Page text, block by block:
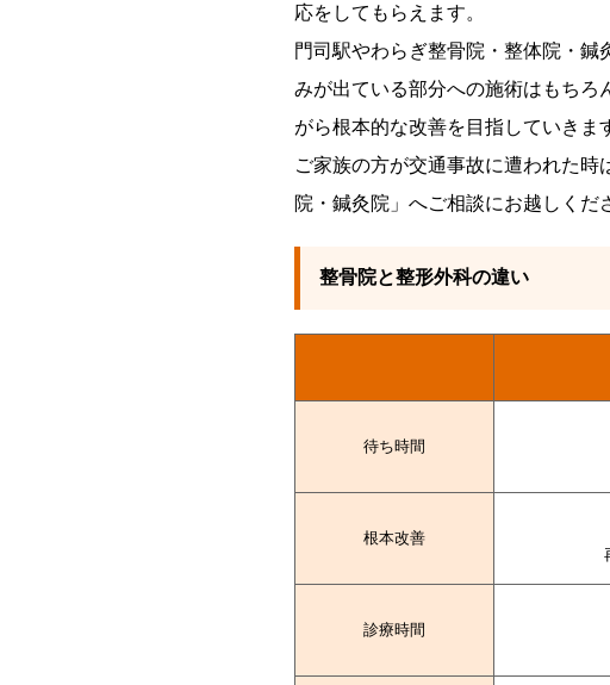
応をしてもらえます。
門司駅やわらぎ整骨院・整体院・鍼
みが出ている部分への施術はもちろ
がら根本的な改善を目指していきま
ご家族の方が交通事故に遭われた
院・鍼灸院」へご相談にお越しくだ
整骨院と整形外科の違い
待ち時間
根本改善
診療時間